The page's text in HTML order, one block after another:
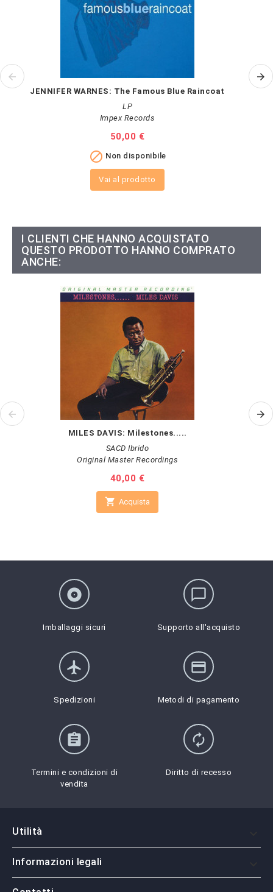
JENNIFER WARNES: The Famous Blue Raincoat
LP
Impex Records
Prezzo
50,00 €
 Non disponibile
Vai al prodotto
I CLIENTI CHE HANNO ACQUISTATO
QUESTO PRODOTTO HANNO COMPRATO
ANCHE:
MILES DAVIS: Milestones.....
SACD Ibrido
Original Master Recordings
Prezzo
40,00 €
 Acquista
album
Imballaggi sicuri
chat_bubble_outline
Supporto all'acquisto
flight
Spedizioni
credit_card
Metodi di pagamento
assignment
Termini e condizioni di
vendita
autorenew
Diritto di recesso
Utilità
Informazioni legali